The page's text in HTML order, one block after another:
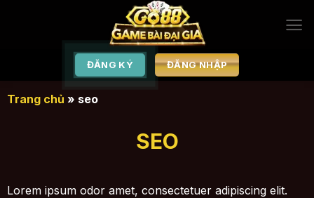
ĐĂNG KÝ ĐĂNG NHẬP
Trang chủ » seo
SEO
Lorem ipsum odor amet, consectetuer adipiscing elit.